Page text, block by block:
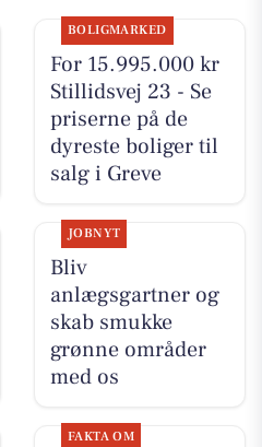
BOLIGMARKED
For 15.995.000 kr
Stillidsvej 23 - Se
priserne på de
dyreste boliger til
salg i Greve
JOBNYT
Bliv
anlægsgartner og
skab smukke
grønne områder
med os
FAKTA OM